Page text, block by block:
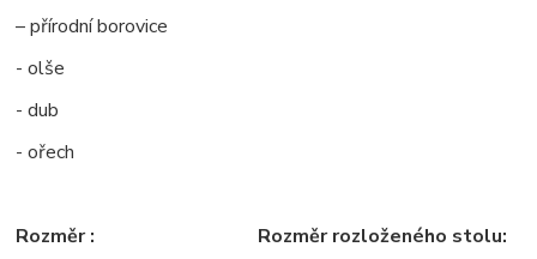
– přírodní borovice
- olše
- dub
- ořech
Rozměr : Rozměr rozloženého stolu: